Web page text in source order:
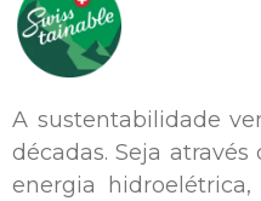
A sustentabilidade
décadas. Seja
energia